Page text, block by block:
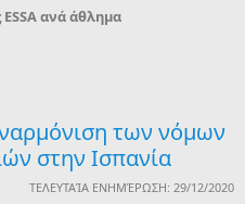
ESSA ανά άθλημα
των νόμων
στην Ισπανία
ΤΕΛΕΥΤΑΊΑ ΕΝΗΜΈΡΩΣΗ: 29/12/2020